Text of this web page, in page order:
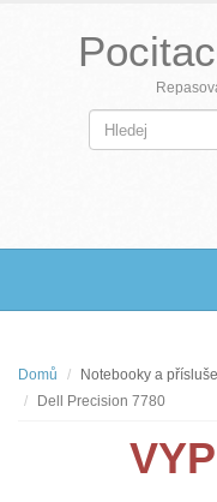
Domů Notebooky a
Dell Precision 7780